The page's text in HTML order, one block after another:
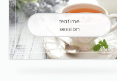
teatime
session